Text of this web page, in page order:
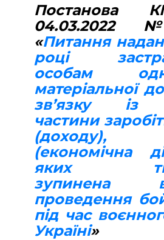
Постанова
«Питання
році
особам
матеріальної
зв’язку із
частини
(доходу),
(економічна
яких
зупинена
проведення
під час
Україні»